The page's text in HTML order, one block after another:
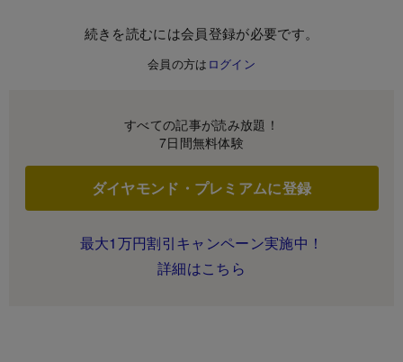
続きを読むには会員登録が必要です。
会員の方は ログイン
すべての記事が読み放題！
7日間無料体験
ダイヤモンド・プレミアムに登録
最大1万円割引キャンペーン実施中！
詳細はこちら